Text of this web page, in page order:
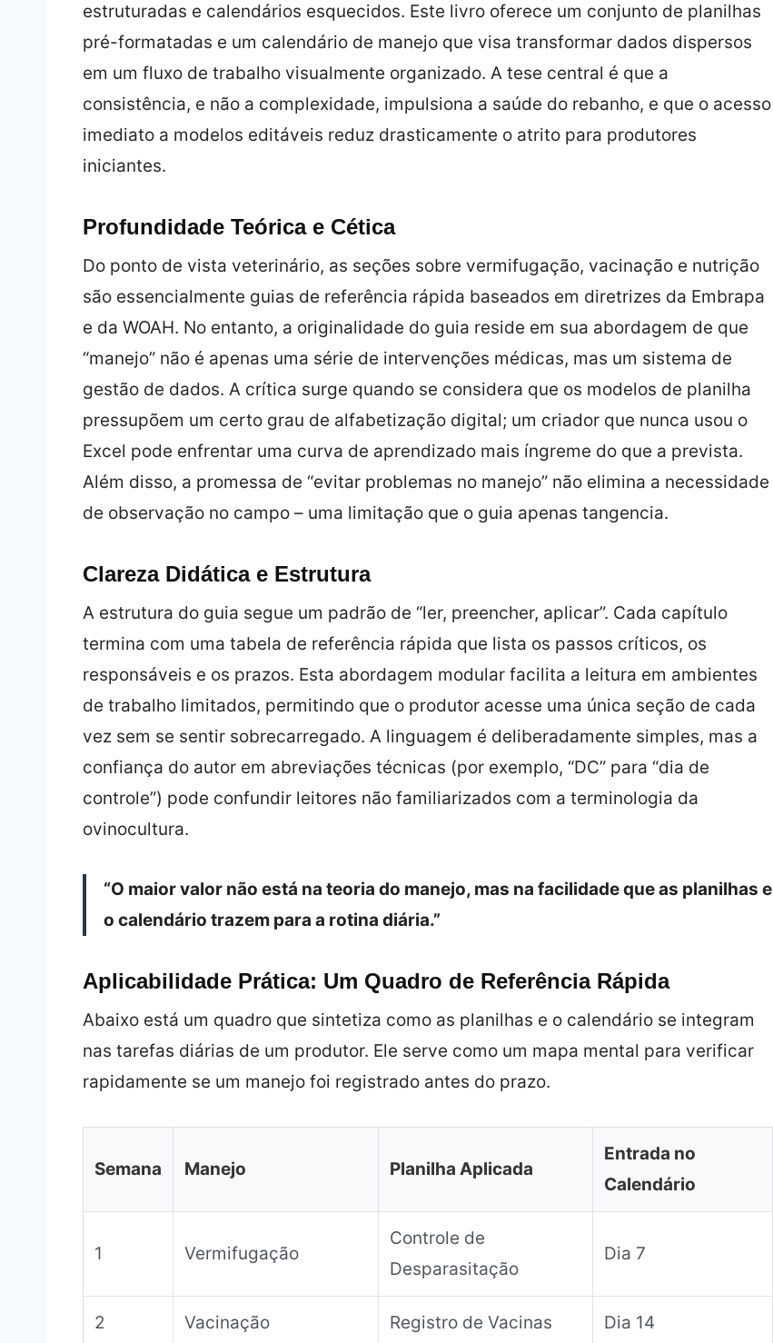
estruturadas e calendários esquecidos. Este livro oferece um conjunto de planilhas
pré-formatadas e um calendário de manejo que visa transformar dados dispersos
em um fluxo de trabalho visualmente organizado. A tese central é que a
consistência, e não a complexidade, impulsiona a saúde do rebanho, e que o acesso
imediato a modelos editáveis reduz drasticamente o atrito para produtores
iniciantes.
Profundidade Teórica e Cética
Do ponto de vista veterinário, as seções sobre vermifugação, vacinação e nutrição
são essencialmente guias de referência rápida baseados em diretrizes da Embrapa
e da WOAH. No entanto, a originalidade do guia reside em sua abordagem de que
“manejo” não é apenas uma série de intervenções médicas, mas um sistema de
gestão de dados. A crítica surge quando se considera que os modelos de planilha
pressupõem um certo grau de alfabetização digital; um criador que nunca usou o
Excel pode enfrentar uma curva de aprendizado mais íngreme do que a prevista.
Além disso, a promessa de “evitar problemas no manejo” não elimina a necessidade
de observação no campo – uma limitação que o guia apenas tangencia.
Clareza Didática e Estrutura
A estrutura do guia segue um padrão de “ler, preencher, aplicar”. Cada capítulo
termina com uma tabela de referência rápida que lista os passos críticos, os
responsáveis e os prazos. Esta abordagem modular facilita a leitura em ambientes
de trabalho limitados, permitindo que o produtor acesse uma única seção de cada
vez sem se sentir sobrecarregado. A linguagem é deliberadamente simples, mas a
confiança do autor em abreviações técnicas (por exemplo, “DC” para “dia de
controle”) pode confundir leitores não familiarizados com a terminologia da
ovinocultura.
“O maior valor não está na teoria do manejo, mas na facilidade que as planilhas e
o calendário trazem para a rotina diária.”
Aplicabilidade Prática: Um Quadro de Referência Rápida
Abaixo está um quadro que sintetiza como as planilhas e o calendário se integram
nas tarefas diárias de um produtor. Ele serve como um mapa mental para verificar
rapidamente se um manejo foi registrado antes do prazo.
Semana Manejo Planilha Aplicada
Entrada no
Calendário
1 Vermifugação
Controle de
Desparasitação
Dia 7
2 Vacinação Registro de Vacinas Dia 14